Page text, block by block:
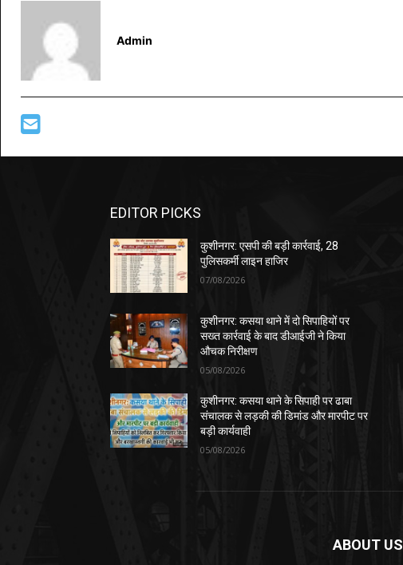
Admin
EDITOR PICKS
कुशीनगर: एसपी की बड़ी कार्रवाई, 28
पुलिसकर्मी लाइन हाजिर
07/08/2026
कुशीनगर: कसया थाने में दो सिपाहियों पर
सख्त कार्रवाई के बाद डीआईजी ने किया
औचक निरीक्षण
05/08/2026
कुशीनगर: कसया थाने के सिपाही पर ढाबा
संचालक से लड़की की डिमांड और मारपीट पर
बड़ी कार्यवाही
05/08/2026
ABOUT US